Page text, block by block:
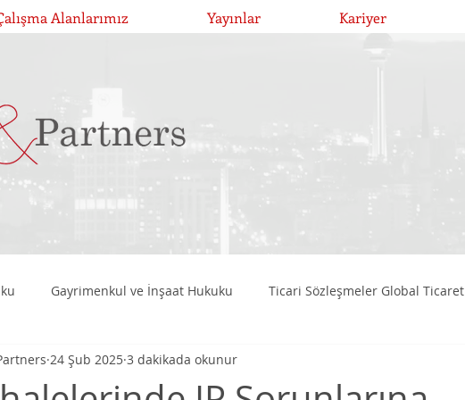
Alanlarımız Yayınlar Kariyer
Gayrimenkul ve İnşaat Hukuku Ticari Sözleşmeler Global Ticaret
Birleşme, Devralma ve Bölünmeler
24 Şub 2025 3 dakikada okunur